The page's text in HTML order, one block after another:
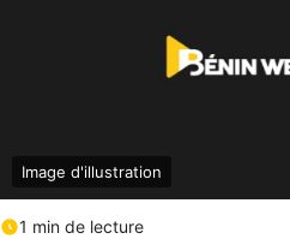
Image d'illustration
1 min de lecture